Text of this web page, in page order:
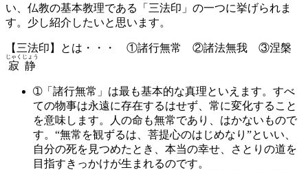
い、仏教の基本教理である「三法印」の一つに挙げられま
す。少し紹介したいと思います。
【三法印】とは・・・ ①諸行無常 ②諸法無我 ③涅槃
寂静
じゃくじょう
➀「諸行無常」は最も基本的な真理といえます。すべ
ての物事は永遠に存在するはせず、常に変化すること
を意味します。人の命も無常であり、はかないもので
す。“無常を観ずるは、菩提心のはじめなり”といい、
自分の死を見つめたとき、本当の幸せ、さとりの道を
目指すきっかけが生まれるのです。